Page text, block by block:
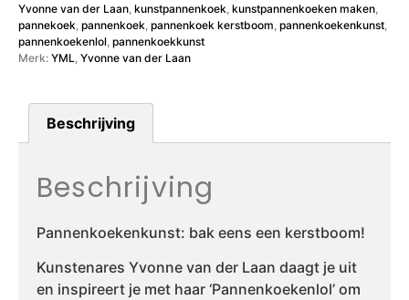
Yvonne van der Laan kunstpannenkoek kunstpannenkoeken maken
pannekoek pannenkoek pannenkoek kerstboom pannenkoekenkunst
pannenkoekenlol pannenkoekkunst
Merk: YML Yvonne van der Laan
Beschrijving
Beschrijving
Pannenkoekenkunst: bak eens een kerstboom!
Kunstenares Yvonne van der Laan daagt je uit
en inspireert je met haar ‘Pannenkoekenlol’ om